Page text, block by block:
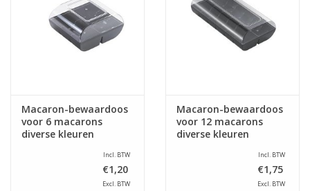
Macaron-bewaardoos
voor 6 macarons
diverse kleuren
Incl. BTW
€1,20
Excl. BTW
Macaron-bewaardoos
voor 12 macarons
diverse kleuren
Incl. BTW
€1,75
Excl. BTW